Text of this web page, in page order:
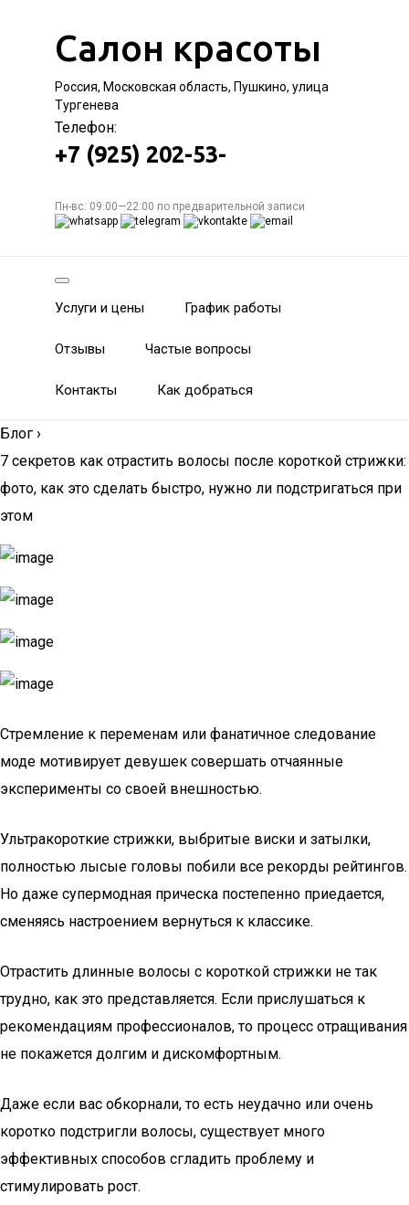
Салон красоты
Россия, Московская область, Пушкино, улица
Тургенева
Телефон:
+7 (925) 202-53-
Пн-вс: 09:00—22:00 по предварительной записи
Услуги и цены График работы
Отзывы Частые вопросы
Контакты Как добраться
Блог ›
7 секретов как отрастить волосы после короткой стрижки:
фото, как это сделать быстро, нужно ли подстригаться при
этом
Стремление к переменам или фанатичное следование
моде мотивирует девушек совершать отчаянные
эксперименты со своей внешностью.
Ультракороткие стрижки, выбритые виски и затылки,
полностью лысые головы побили все рекорды рейтингов.
Но даже супермодная прическа постепенно приедается,
сменяясь настроением вернуться к классике.
Отрастить длинные волосы с короткой стрижки не так
трудно, как это представляется. Если прислушаться к
рекомендациям профессионалов, то процесс отращивания
не покажется долгим и дискомфортным.
Даже если вас обкорнали, то есть неудачно или очень
коротко подстригли волосы, существует много
эффективных способов сгладить проблему и
стимулировать рост.